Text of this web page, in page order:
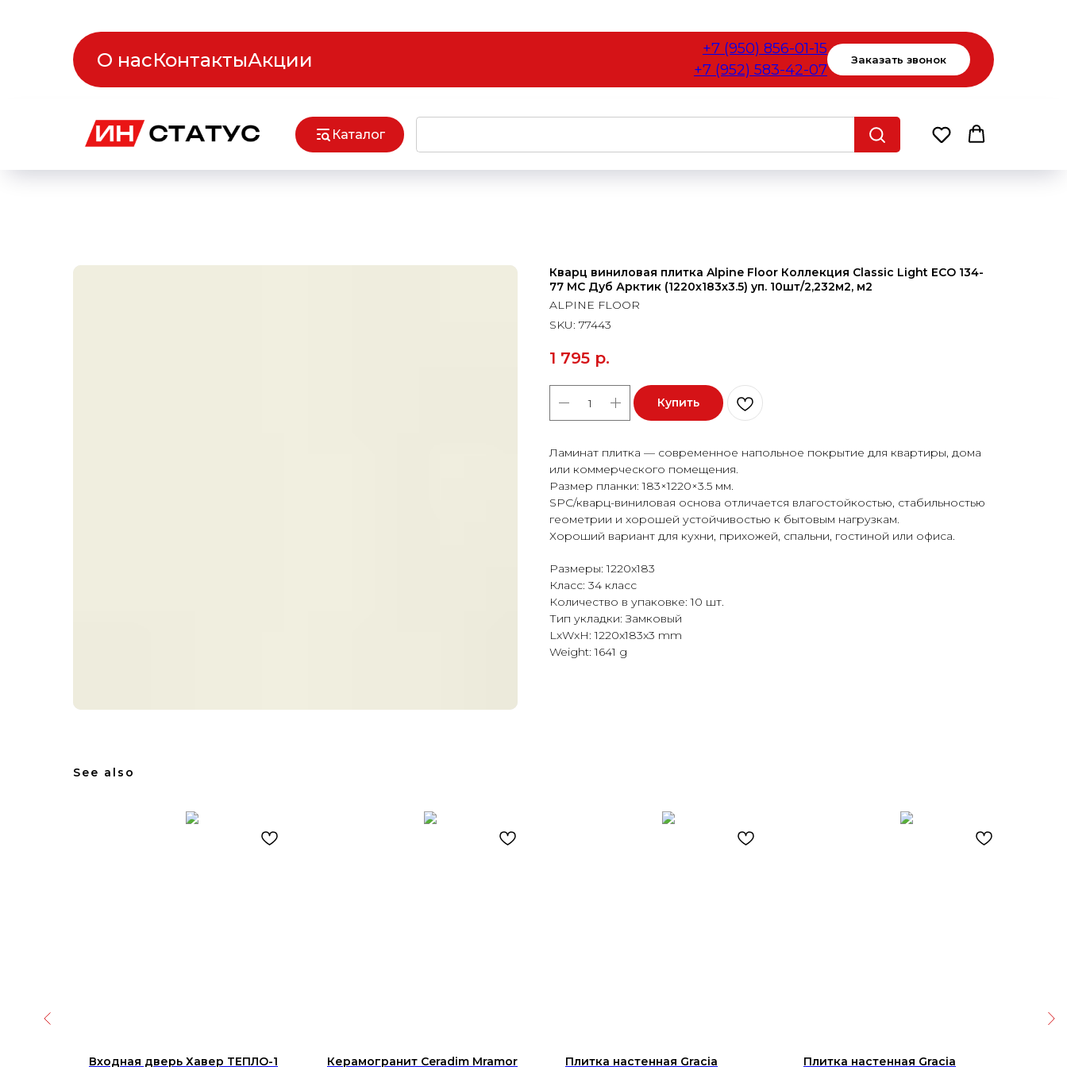
О насКонтактыАкции
+7 (950) 856-01-15
+7 (952) 583-42-07
Заказать звонок
Каталог
Кварц виниловая плитка Alpine Floor Коллекция Classic Light ЕСО 134-
77 МС Дуб Арктик (1220х183х3.5) уп. 10шт/2,232м2, м2
ALPINE FLOOR
SKU: 77443
1 795 р.
Купить
Ламинат плитка — современное напольное покрытие для квартиры, дома
или коммерческого помещения.
Размер планки: 183×1220×3.5 мм.
SPC/кварц-виниловая основа отличается влагостойкостью, стабильностью
геометрии и хорошей устойчивостью к бытовым нагрузкам.
Хороший вариант для кухни, прихожей, спальни, гостиной или офиса.
Размеры: 1220x183
Класс: 34 класс
Количество в упаковке: 10 шт.
Тип укладки: Замковый
LxWxH: 1220x183x3 mm
Weight: 1641 g
See also
Входная дверь Хавер ТЕПЛО-1
Керамогранит Ceradim Mramor
Плитка настенная Gracia
Плитка настенная Gracia